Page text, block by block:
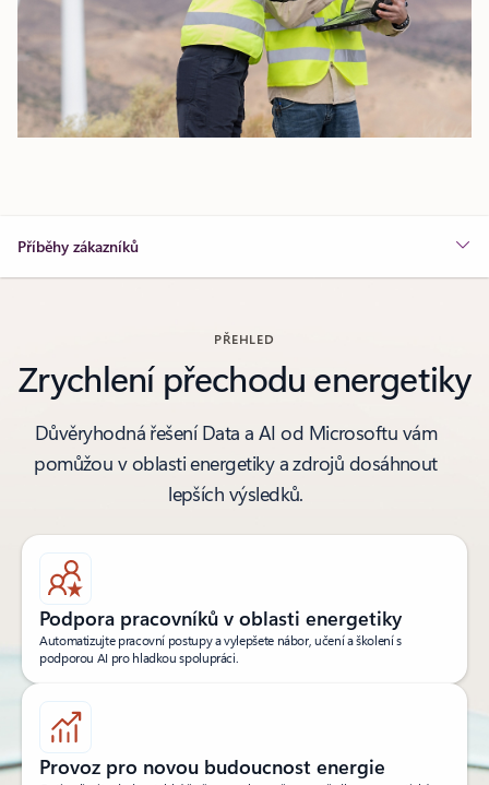
Příběhy zákazníků
PŘEHLED
Zrychlení přechodu energetiky
Důvěryhodná řešení Data a AI od Microsoftu vám
pomůžou v oblasti energetiky a zdrojů dosáhnout
lepších výsledků.
Podpora pracovníků v oblasti energetiky
Automatizujte pracovní postupy a vylepšete nábor, učení a školení s
podporou AI pro hladkou spolupráci.
Provoz pro novou budoucnost energie